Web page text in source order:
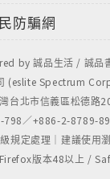
補過去中文翻譯與
防騙網
by 誠品生活 / 誠品
(eslite Spectrum
台北市信義區松德路
798／+886-2-8789-
規定處理｜建議使用
版本48以上 /